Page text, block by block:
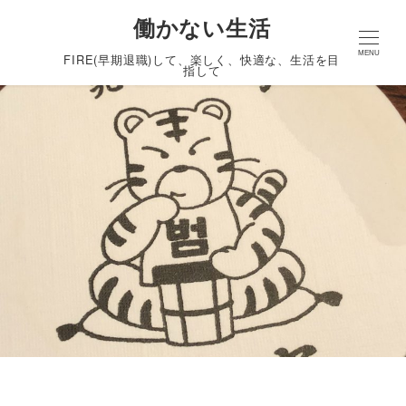
働かない生活
FIRE(早期退職)して、楽しく、快適な、生活を目
指して
MENU